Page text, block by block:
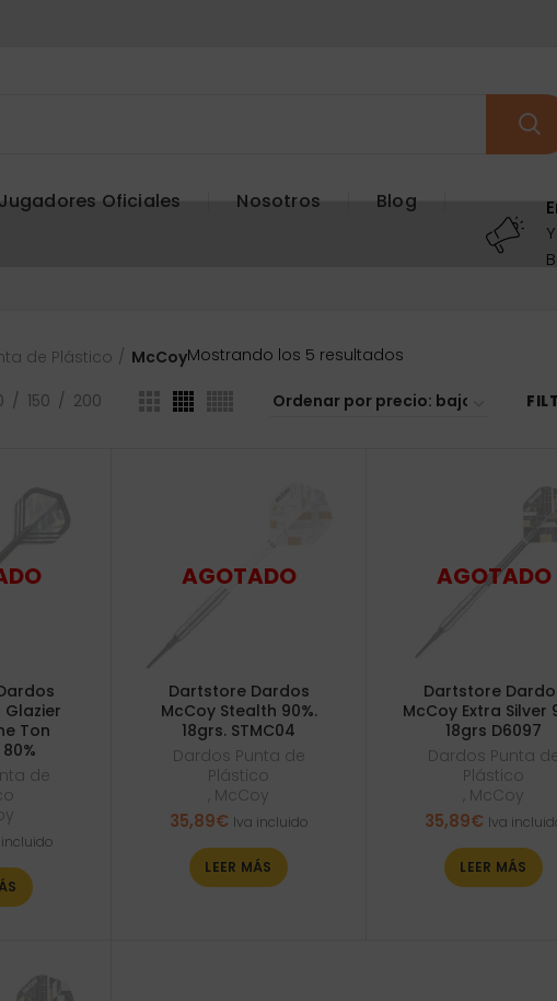
Jugadores Oficiales Nosotros Blog
de Plástico McCoyMostrando los 5 resultados
precio:
150 200
Glazier
Ton
de
Dartstore Dardos
McCoy Stealth 90%.
18grs. STMC04
Dardos Punta de
Plástico
, McCoy
35,89€ Iva incluido
LEER MÁS
Dartstore
McCoy Extra Silver
18grs D6097
Dardos Punta
Plástico
, McCoy
35,89€ Iva
LEER MÁS